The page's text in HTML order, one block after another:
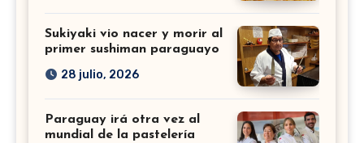
Sukiyaki vio nacer y morir al
primer sushiman paraguayo
28 julio, 2026
Paraguay irá otra vez al
mundial de la pastelería